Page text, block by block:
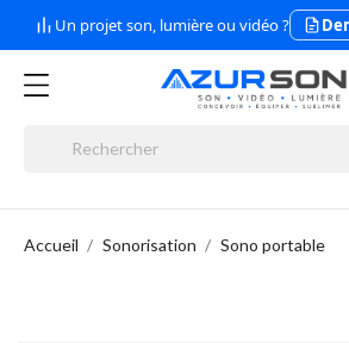
Un projet son, lumière ou vidéo ?
Accueil Sonorisation Sono portable